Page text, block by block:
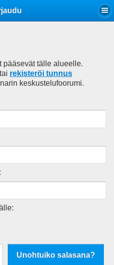
pääsevät tälle alueelle.
rekisteröi tunnus
keskustelufoorumi.
Unohtuiko salasana?